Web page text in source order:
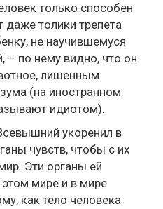
только способен
даже толики трепета
не научившемуся
– по нему видно, что он
лишенным
(на иностранном
идиотом).
укоренил в
чувств, чтобы с их
Эти органы ей
мире и в мире
как тело человека